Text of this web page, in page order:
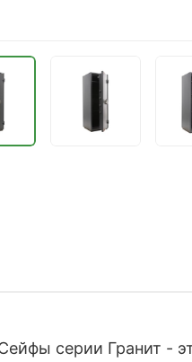
серии Гранит -